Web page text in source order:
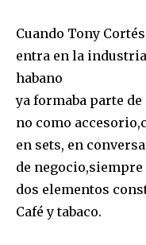
Cuando Tony Cortés
entra en la
habano
ya formaba parte
no como
en sets, en
de negocio,siempre
dos elementos
Café y tabaco.